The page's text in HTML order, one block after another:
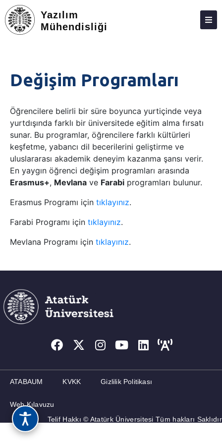
Yazılım
Mühendisliği
LISANS
ARAŞTIRMA
TOPLUMA KATKI
ADAY ÖĞRENCILER
İSTATISTIKLER
BAŞARILARIMIZ
İLETIŞIM
ANKETLER
Değişim Programları
Öğrencilere belirli bir süre boyunca yurtiçinde veya
yurtdışında farklı bir üniversitede eğitim alma fırsatı
sunar. Bu programlar, öğrencilere farklı kültürleri
keşfetme, yabancı dil becerilerini geliştirme ve
uluslararası akademik deneyim kazanma şansı verir.
En yaygın öğrenci değişim programları arasında
Erasmus+, Mevlana ve Farabi programları bulunur.
Erasmus Programı için tıklayınız.
Farabi Programı için tıklayınız.
Mevlana Programı için tıklayınız.
ATABAUM KVKK Gizlilik Politikası
Web Kılavuzu
Telif Hakkı © Atatürk Üniversitesi Tüm hakları Saklıdır